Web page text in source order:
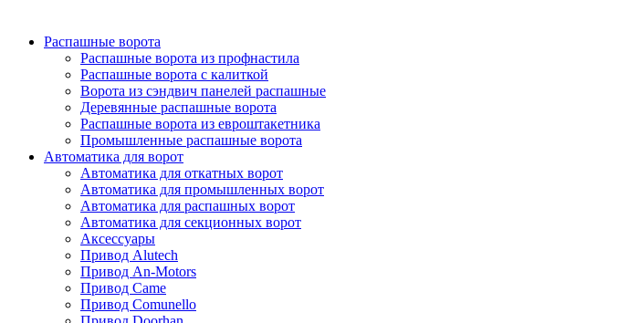
Распашные ворота
Распашные ворота из профнастила
Распашные ворота с калиткой
Ворота из сэндвич панелей распашные
Деревянные распашные ворота
Распашные ворота из евроштакетника
Промышленные распашные ворота
Автоматика для ворот
Автоматика для откатных ворот
Автоматика для промышленных ворот
Автоматика для распашных ворот
Автоматика для секционных ворот
Аксессуары
Привод Alutech
Привод An-Motors
Привод Came
Привод Comunello